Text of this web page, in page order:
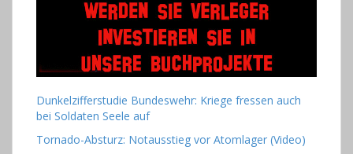
Dunkelzifferstudie Bundeswehr: Kriege fressen auch
bei Soldaten Seele auf
Tornado-Absturz: Notausstieg vor Atomlager (Video)